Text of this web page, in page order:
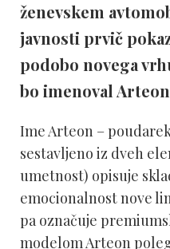
ženevskem
javnosti prvič
podobo novega
bo imenoval
Ime Arteon –
sestavljeno iz dveh
umetnost) opisuje
emocionalnost nove
pa označuje
modelom Arteon